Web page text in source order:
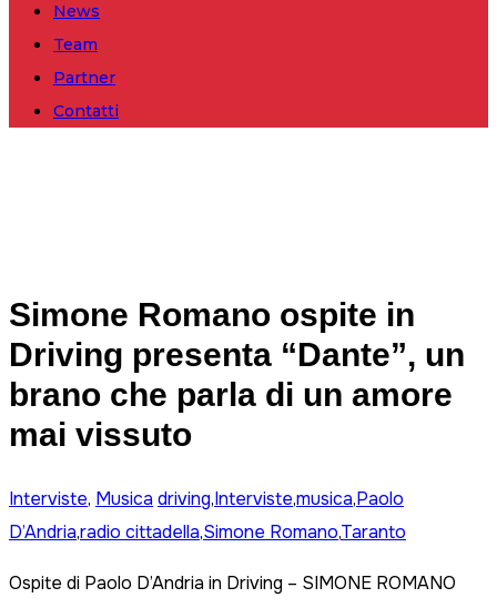
News
Team
Partner
Contatti
Simone Romano ospite in
Driving presenta “Dante”, un
brano che parla di un amore
mai vissuto
Interviste, Musica driving,Interviste,musica,Paolo
D’Andria,radio cittadella,Simone Romano,Taranto
Ospite di Paolo D’Andria in Driving – SIMONE ROMANO